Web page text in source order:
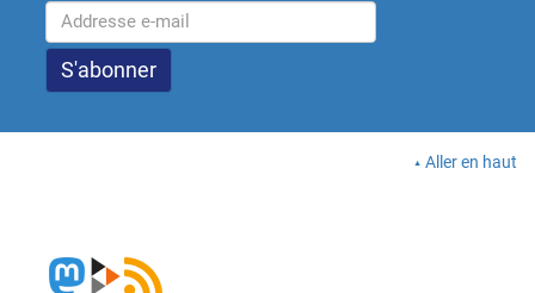
Aller en haut